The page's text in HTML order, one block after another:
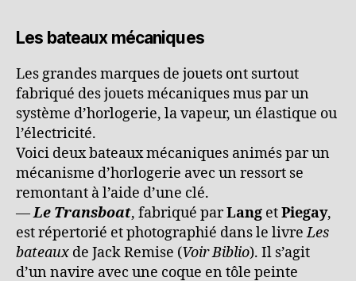
Les bateaux mécaniques
Les grandes marques de jouets ont surtout
fabriqué des jouets mécaniques mus par un
système d’horlogerie, la vapeur, un élastique ou
l’électricité.
Voici deux bateaux mécaniques animés par un
mécanisme d’horlogerie avec un ressort se
remontant à l’aide d’une clé.
—Le Transboat, fabriqué parLang etPiegay,
est répertorié et photographié dans le livreLes
bateaux de Jack Remise (Voir Biblio). Il s’agit
d’un navire avec une coque en tôle peinte